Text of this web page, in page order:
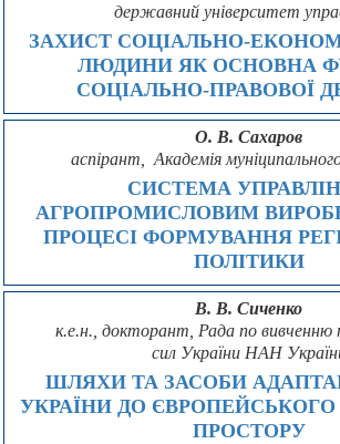
державний університет
ЗАХИСТ СОЦІАЛЬНО-
ЛЮДИНИ ЯК ОСНОВНА
СОЦІАЛЬНО-ПРАВОВОЇ
О. В. Сахаров
аспірант, Академія
СИСТЕМА
АГРОПРОМИСЛОВИМ
ПРОЦЕСІ ФОРМУВАННЯ
ПОЛІТИКИ
В. В. Сиченко
к.е.н., докторант, Рада по вивченню
сил України НАН
ШЛЯХИ ТА ЗАСОБИ
УКРАЇНИ ДО
ПРОСТОРУ